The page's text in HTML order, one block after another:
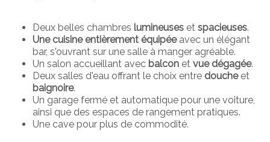
Deux belles chambreslumineuses etspacieuses.
Une cuisine entièrement équipéeavec un élégant
bar, s'ouvrant sur une salle à manger agréable.
Un salon accueillant avec balcon etvue dégagée.
Deux salles d'eau offrant le choix entre doucheet
baignoire.
Un garage fermé et automatique pour une voiture,
ainsi que des espaces de rangement pratiques.
Une cave pour plus de commodité.